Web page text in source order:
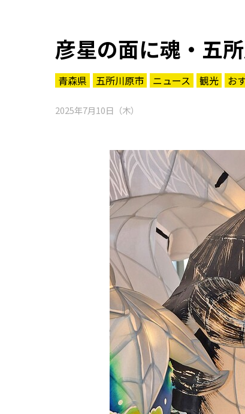
彦星の面に魂・五
青森県 五所川原市 ニュース 観光 お
2025年7月10日（木）